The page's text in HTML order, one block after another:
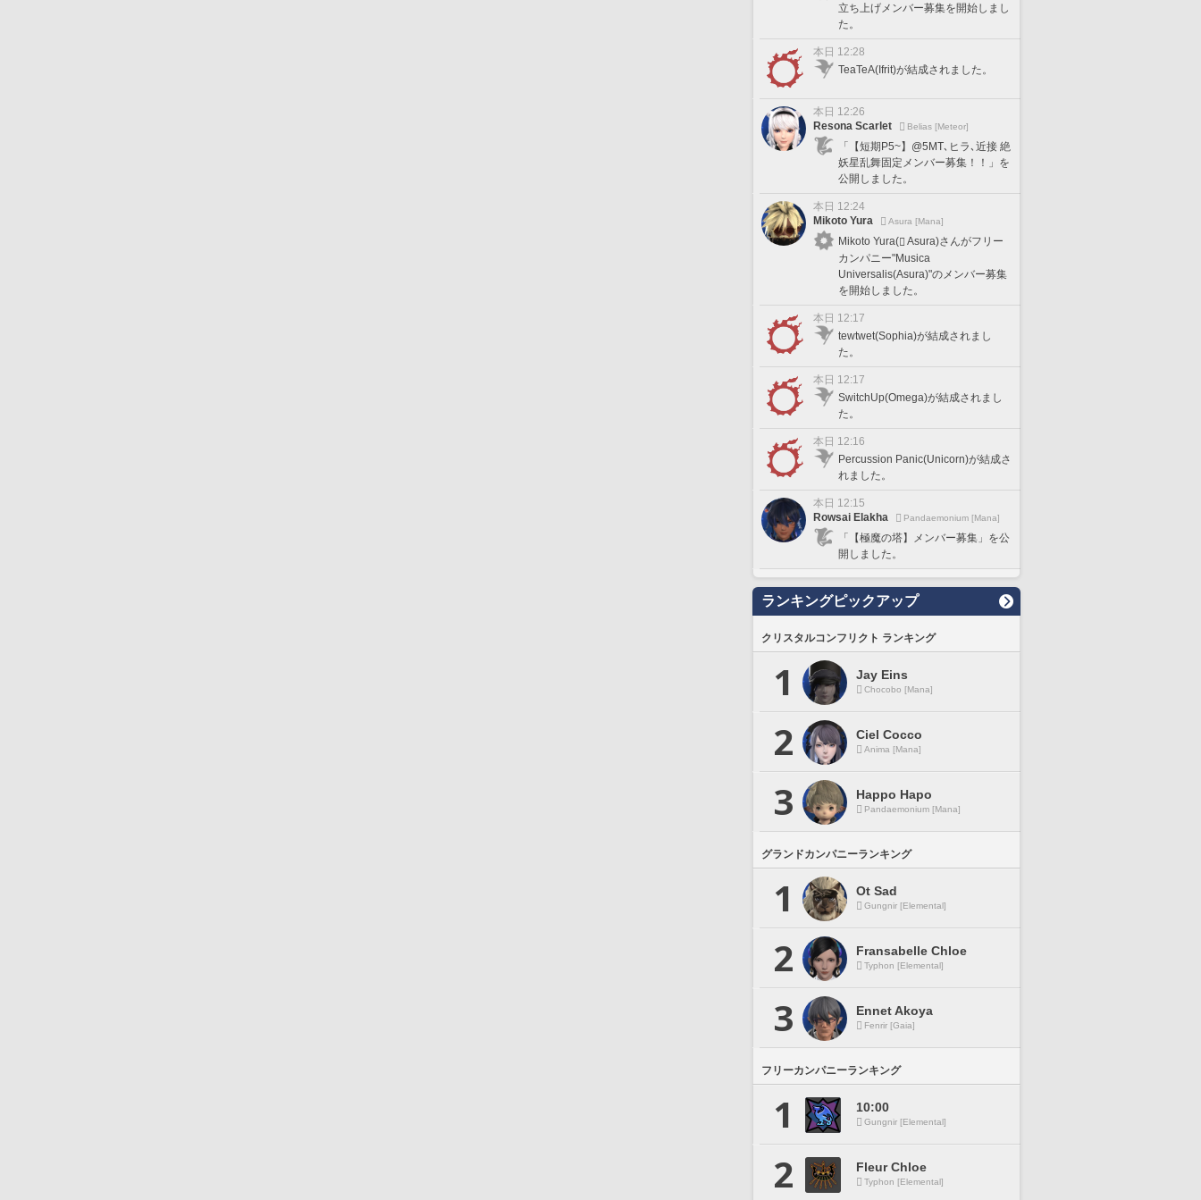
立ち上げメンバー募集を開始しまし
た。
本日 12:28
TeaTeA(Ifrit)が結成されました。
本日 12:26
Resona Scarlet
Belias [Meteor]
「【短期P5~】@5MT､ヒラ､近接 絶
妖星乱舞固定メンバー募集！！」を
公開しました。
本日 12:24
Mikoto Yura
Asura [Mana]
Mikoto Yura(
Asura)さんがフリー
カンパニー"Musica
Universalis(Asura)"のメンバー募集
を開始しました。
本日 12:17
tewtwet(Sophia)が結成されまし
た。
本日 12:17
SwitchUp(Omega)が結成されまし
た。
本日 12:16
Percussion Panic(Unicorn)が結成さ
れました。
本日 12:15
Rowsai Elakha
Pandaemonium [Mana]
「【極魔の塔】メンバー募集」を公
開しました。
ランキングピックアップ
クリスタルコンフリクト ランキング
1 Jay Eins
Chocobo [Mana]
2 Ciel Cocco
Anima [Mana]
3 Happo Hapo
Pandaemonium [Mana]
グランドカンパニーランキング
1 Ot Sad
Gungnir [Elemental]
2 Fransabelle Chloe
Typhon [Elemental]
3 Ennet Akoya
Fenrir [Gaia]
フリーカンパニーランキング
1 10:00
Gungnir [Elemental]
2 Fleur Chloe
Typhon [Elemental]